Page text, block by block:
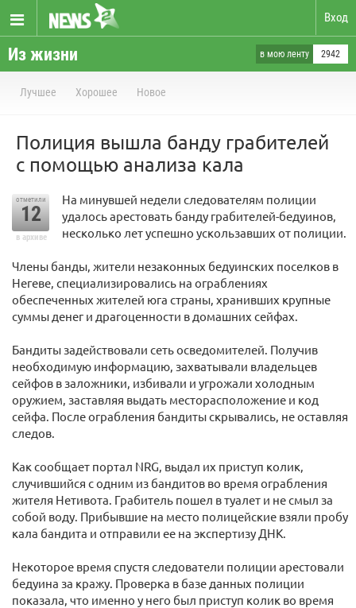
Вход
Из жизни в мою ленту 2942
Лучшее Хорошее Новое
Полиция вышла банду грабителей
с помощью анализа кала
отметили
12
в архиве
На минувшей недели следователям полиции
удалось арестовать банду грабителей-бедуинов,
несколько лет успешно ускользавших от полиции.
Члены банды, жители незаконных бедуинских поселков в
Негеве, специализировались на ограблениях
обеспеченных жителей юга страны, хранивших крупные
суммы денег и драгоценности в домашних сейфах.
Бандиты задействовали сеть осведомителей. Получив
необходимую информацию, захватывали владельцев
сейфов в заложники, избивали и угрожали холодным
оружием, заставляя выдать месторасположение и код
сейфа. После ограбления бандиты скрывались, не оставляя
следов.
Как сообщает портал NRG, выдал их приступ колик,
случившийся с одним из бандитов во время ограбления
жителя Нетивота. Грабитель пошел в туалет и не смыл за
собой воду. Прибывшие на место полицейские взяли пробу
кала бандита и отправили ее на экспертизу ДНК.
Некоторое время спустя следователи полиции арестовали
бедуина за кражу. Проверка в базе данных полиции
показала, что именно у него был приступ колик во время